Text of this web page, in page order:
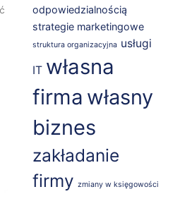
odpowiedzialnością
strategie marketingowe
struktura organizacyjna usługi
IT własna
firma własny
biznes
zakładanie
firmy zmiany w księgowości